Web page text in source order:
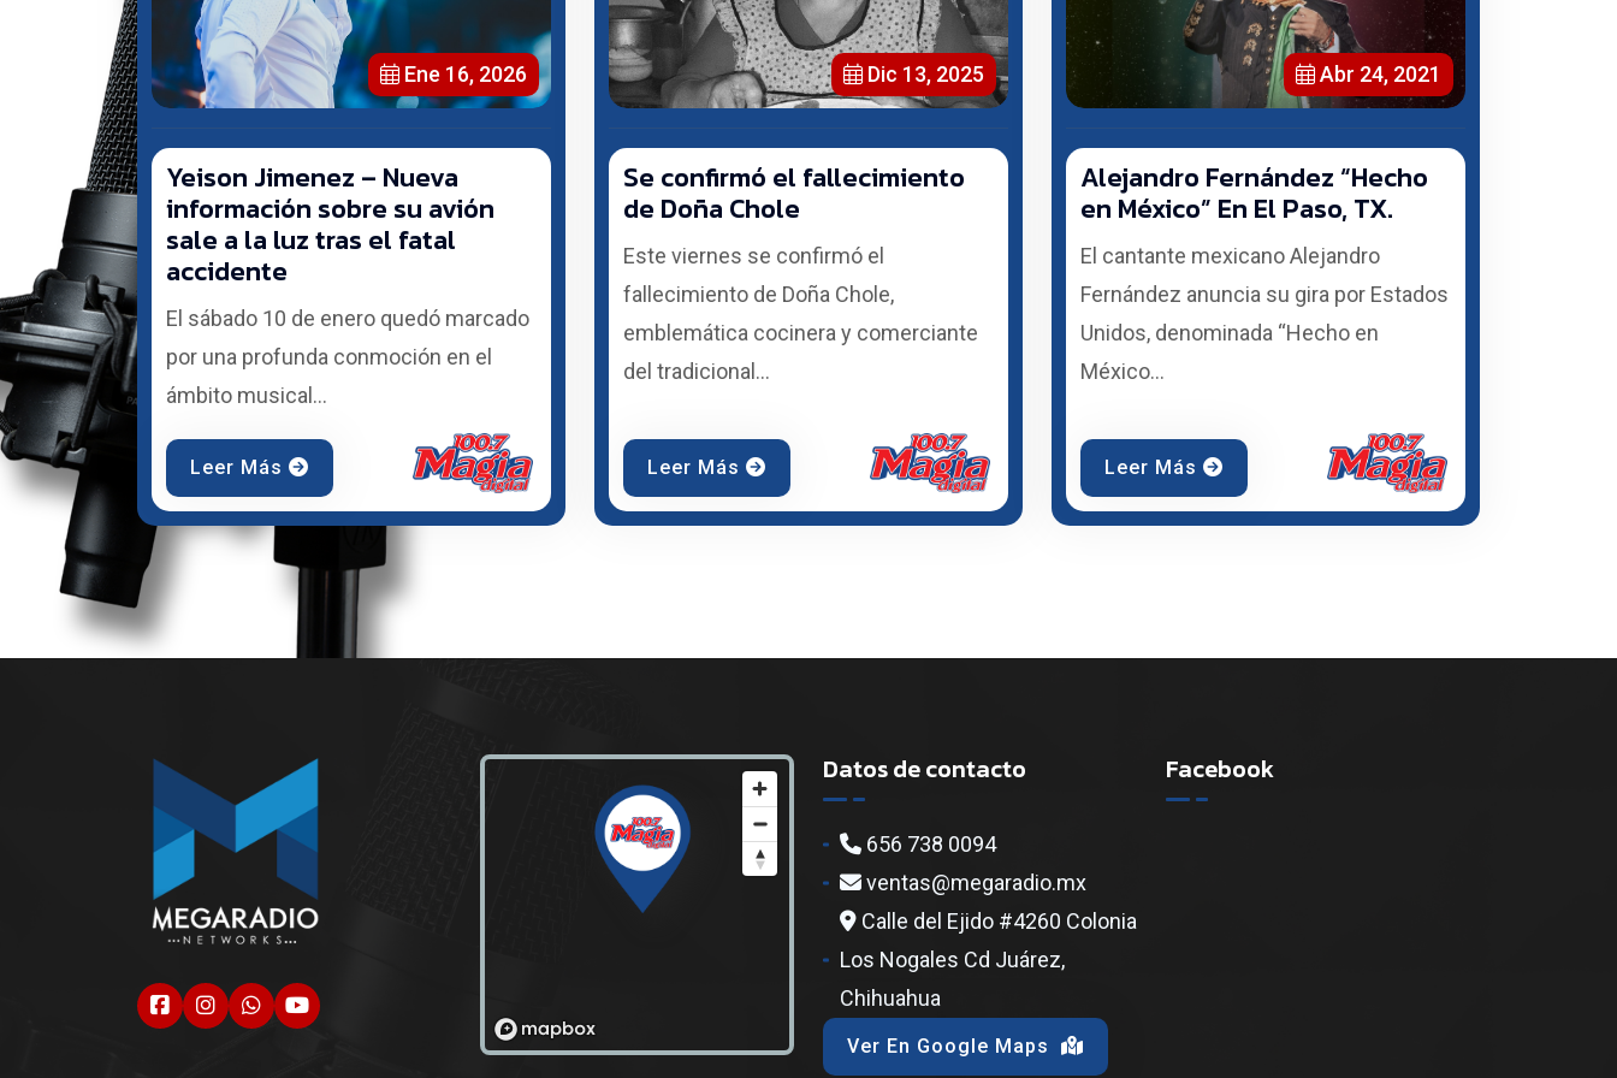
Ene 16, 2026
Yeison Jimenez – Nueva
información sobre su avión
sale a la luz tras el fatal
accidente
El sábado 10 de enero quedó marcado
por una profunda conmoción en el
ámbito musical...
Leer Más
Dic 13, 2025
Se confirmó el fallecimiento
de Doña Chole
Este viernes se confirmó el
fallecimiento de Doña Chole,
emblemática cocinera y comerciante
del tradicional...
Leer Más
Abr 24, 2021
Alejandro Fernández “Hecho
en México” En El Paso, TX.
El cantante mexicano Alejandro
Fernández anuncia su gira por Estados
Unidos, denominada “Hecho en
México...
Leer Más
Datos de contacto
656 738 0094
ventas@megaradio.mx
Calle del Ejido #4260 Colonia
Los Nogales Cd Juárez,
Chihuahua
Ver En Google Maps
Facebook